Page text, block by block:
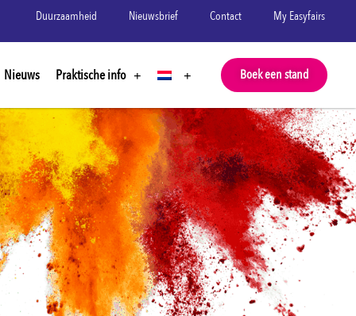
Duurzaamheid Nieuwsbrief Contact My Easyfairs
Nieuws Praktische info Boek een stand